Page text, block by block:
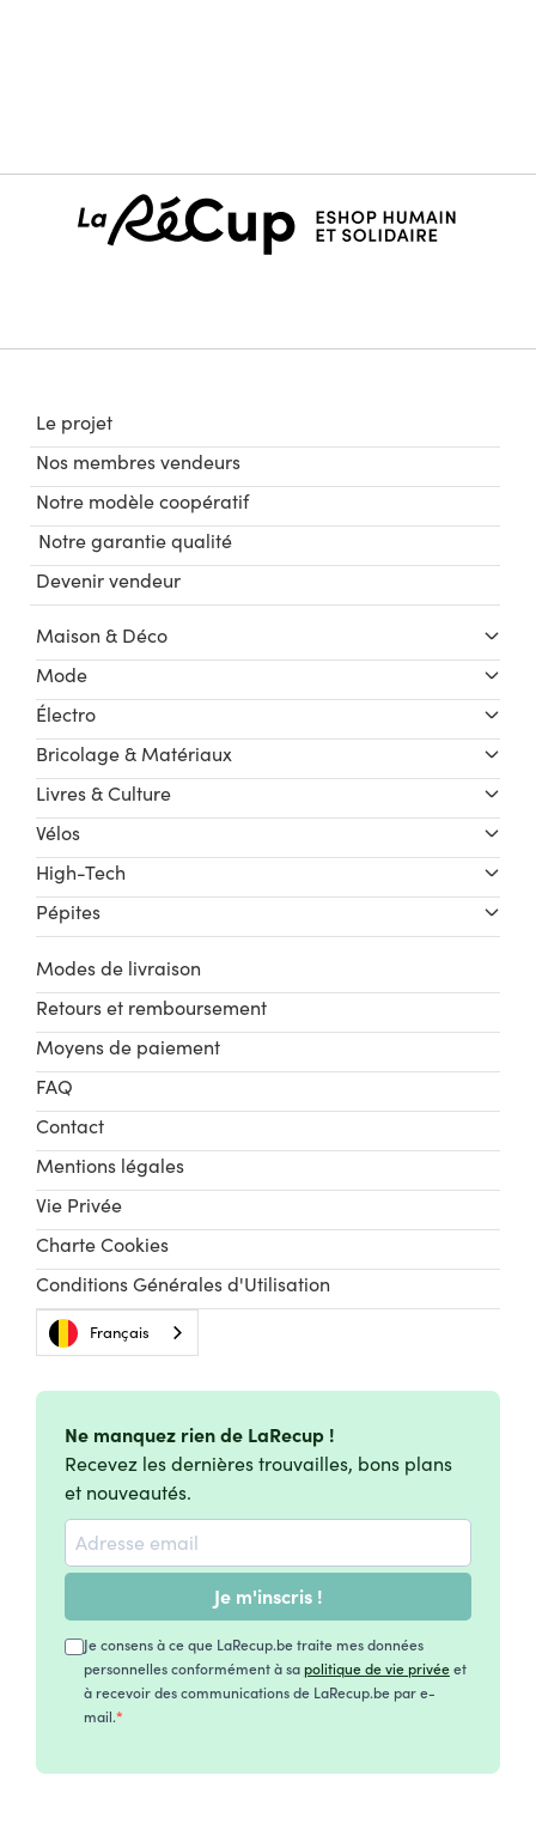
Le projet
Nos membres vendeurs
Notre modèle coopératif
Notre garantie qualité
Devenir vendeur
Maison & Déco
Mode
Électro
Bricolage & Matériaux
Livres & Culture
Vélos
High-Tech
Pépites
Modes de livraison
Retours et remboursement
Moyens de paiement
FAQ
Contact
Mentions légales
Vie Privée
Charte Cookies
Conditions Générales d'Utilisation
Français
Ne manquez rien de LaRecup !
Recevez les dernières trouvailles, bons plans
et nouveautés.
Je m'inscris !
Je consens à ce que LaRecup.be traite mes données
personnelles conformément à sapolitique de vie privéeet
à recevoir des communications de LaRecup.be par e-
mail.